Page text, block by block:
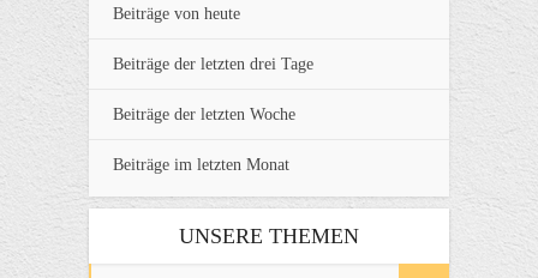
Beiträge von heute
Beiträge der letzten drei Tage
Beiträge der letzten Woche
Beiträge im letzten Monat
UNSERE THEMEN